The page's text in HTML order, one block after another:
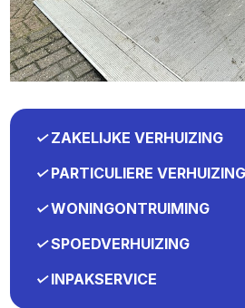
✓ZAKELIJKE VERHUIZING
✓PARTICULIERE
✓WONINGONTRUIMING
✓SPOEDVERHUIZING
✓INPAKSERVICE